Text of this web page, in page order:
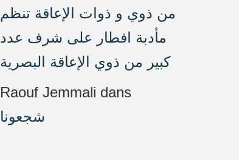
من ذوي و ذوات الإعاقة تنظم
مأدبة افطار على شرف عدد
كبير من ذوي الإعاقة البصرية
Raouf Jemmali dans
شجعونا